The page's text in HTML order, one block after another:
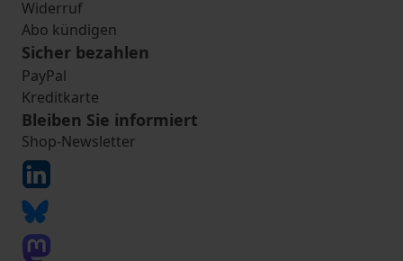
Widerruf
Abo kündigen
Sicher bezahlen
PayPal
Kreditkarte
Bleiben Sie informiert
Shop-Newsletter